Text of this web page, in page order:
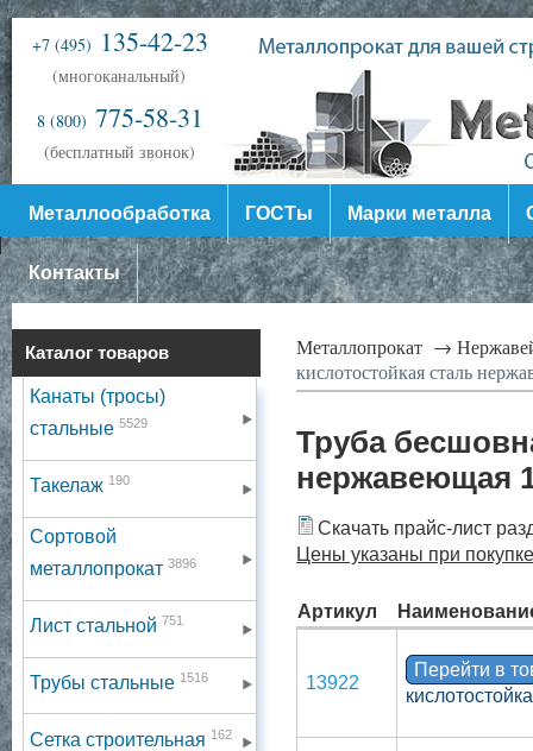
+7 (495) 135-42-23
(многоканальный)
8 (800) 775-58-31
(бесплатный звонок)
Металлообработка ГОСТы Марки металла
Контакты
Каталог товаров
Канаты (тросы)
стальные 5529
Такелаж 190
Сортовой
металлопрокат 3896
Лист стальной 751
Трубы стальные 1516
Сетка строительная 162
Металлопрокат →
кислотостойкая сталь
Труба
нержавеющая
Скачать прайс-лист
Цены указаны при
Артикул
13922
Перейти в